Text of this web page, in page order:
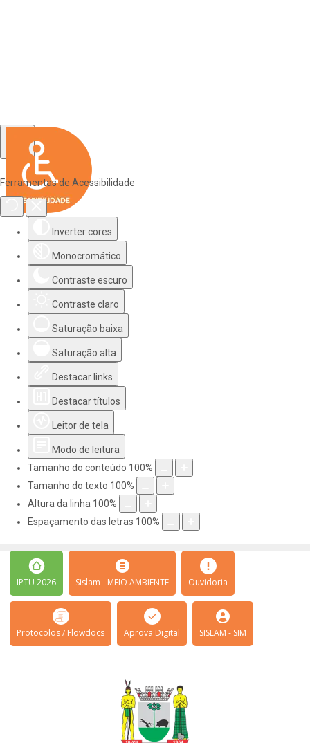
Ferramentas de Acessibilidade
Inverter cores
Monocromático
Contraste escuro
Contraste claro
Saturação baixa
Saturação alta
Destacar links
Destacar títulos
Leitor de tela
Modo de leitura
Tamanho do conteúdo 100%
Tamanho do texto 100%
Altura da linha 100%
Espaçamento das letras 100%
IPTU 2026 Sislam - MEIO AMBIENTE Ouvidoria
Protocolos / Flowdocs Aprova Digital SISLAM - SIM